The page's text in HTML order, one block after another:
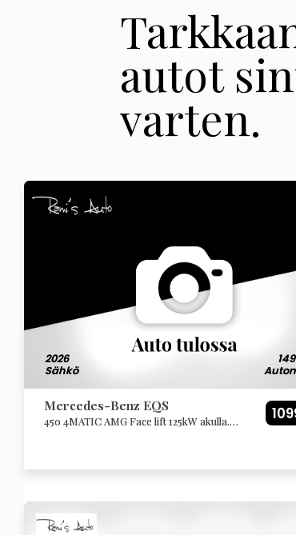
autot
varten.
2026
Sähkö
Mercedes-Benz EQS
450 4MATIC AMG Face lift 125kW akulla.